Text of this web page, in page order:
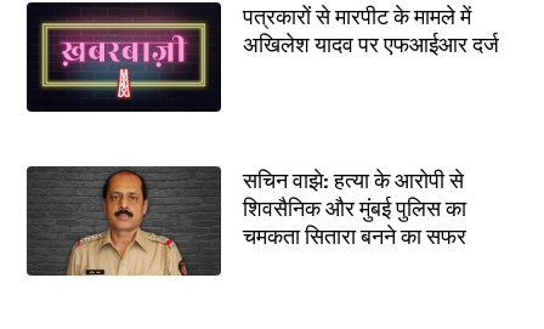
पत्रकारों से मारपीट के मामले में
अखिलेश यादव पर एफआईआर दर्ज
सचिन वाझे: हत्या के आरोपी से
शिवसैनिक और मुंबई पुलिस का
चमकता सितारा बनने का सफर